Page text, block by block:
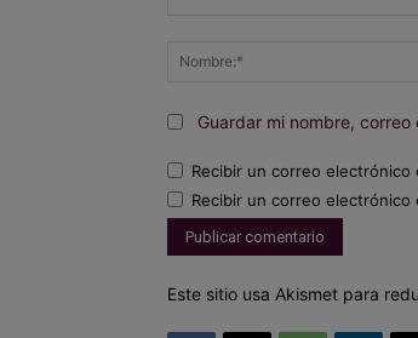
Guardar mi nombre,
Recibir un correo
Recibir un correo electrónico
Este sitio usa Akismet para